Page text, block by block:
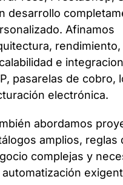
desarrollo
Afinamos
rendimiento,
e
pasarelas de cobro,
electrónica.
abordamos
amplios, reglas
complejas y
automatización